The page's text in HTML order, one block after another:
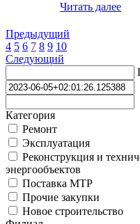
Читать далее
Предыдущий
4 5 6 7 8 9 10
Следующий
Категория
Ремонт
Эксплуатация
Реконструкция и
энергообъектов
Поставка МТР
Прочие закупки
Новое строительство